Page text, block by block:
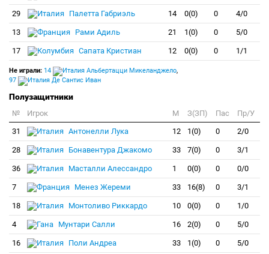
29 Палетта Габриэль 14 0(0) 0 4/0
13 Рами Адиль 21 1(0) 0 5/0
17 Сапата Кристиан 12 0(0) 0 1/1
Не играли: 14 Альбертацци Микеланджело,
97
Де Сантис Иван
Полузащитники
№ Игрок M З(ЗП) Пас
Пр/У
31
Антонелли Лука 12 1(0) 0 2/0
28 Бонавентура Джакомо 33 7(0) 0 3/1
36 Масталли Алессандро 1 0(0) 0 0/0
7 Менез Жереми 33 16(8) 0 3/1
18 Монтоливо Риккардо 10 0(0) 0 1/0
4 Мунтари Салли 16 2(0) 0 5/0
16 Поли Андреа 33 1(0) 0 5/0